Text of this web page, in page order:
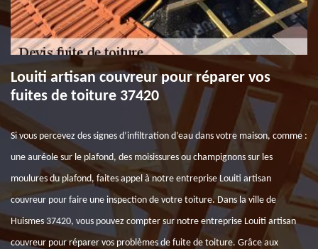
Louiti artisan couvreur pour réparer vos
fuites de toiture 37420
Si vous percevez des signes d’infiltration d’eau dans votre maison, comme :
une auréole sur le plafond, des moisissures ou champignons sur les
moulures du plafond, faites appel à notre entreprise Louiti artisan
couvreur pour faire une inspection de votre toiture. Dans la ville de
Huismes 37420, vous pouvez compter sur notre entreprise Louiti artisan
couvreur pour réparer vos problèmes de fuite de toiture. Grâce aux